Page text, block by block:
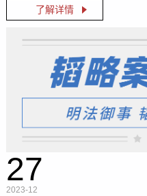
了解详情
27
2023-12